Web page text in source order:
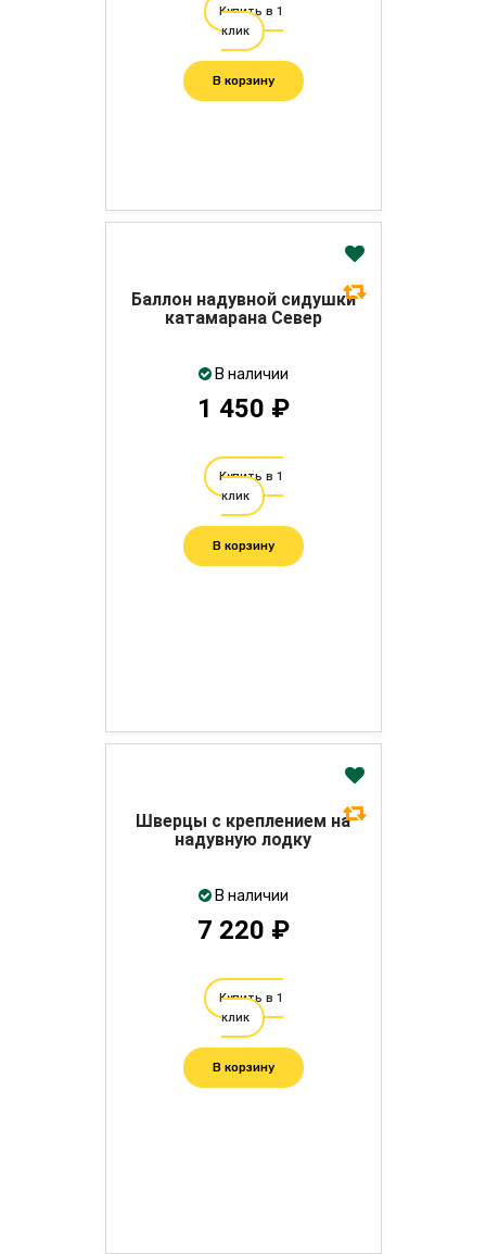
Купить в 1
клик
В корзину
Баллон надувной сидушки
катамарана Север
В наличии
1 450 ₽
Купить в 1
клик
В корзину
Шверцы с креплением на
надувную лодку
В наличии
7 220 ₽
Купить в 1
клик
В корзину